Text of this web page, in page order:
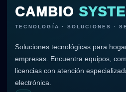
CAMBIO
TECNOLOGÍA · SOLUCIONES ·
Soluciones tecnológicas para
empresas. Encuentra equipos,
licencias con atención
electrónica.